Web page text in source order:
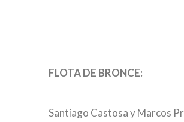
FLOTA DE BRONCE:
Santiago Castosa y Marcos